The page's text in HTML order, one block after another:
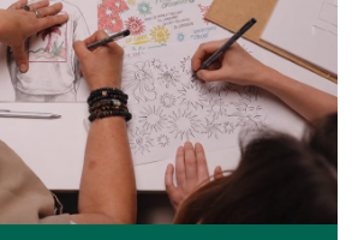
et tendance, associez ce
un tee shirt uni et des baskets
également opter pour une chemise
pour un style plus habillé.
une ceinture pour personnaliser
votre style.
1m86 et porte du 40.